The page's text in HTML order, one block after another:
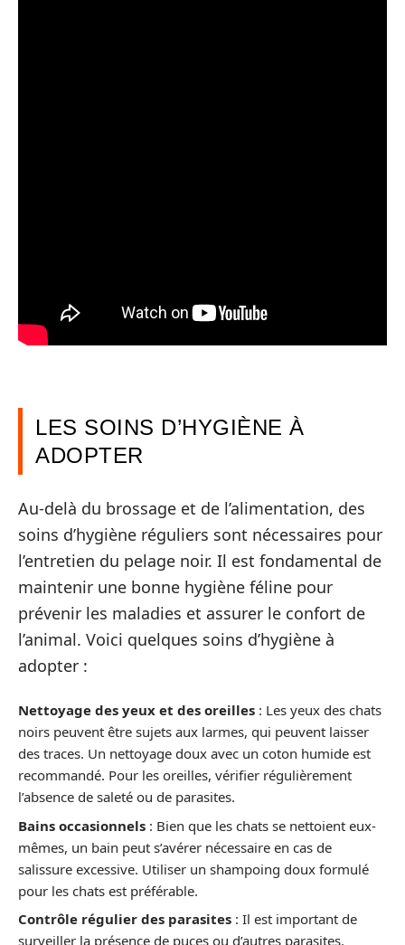
LES SOINS D’HYGIÈNE À
ADOPTER
Au-delà du brossage et de l’alimentation, des
soins d’hygiène réguliers sont nécessaires pour
l’entretien du pelage noir. Il est fondamental de
maintenir une bonne hygiène féline pour
prévenir les maladies et assurer le confort de
l’animal. Voici quelques soins d’hygiène à
adopter :
Nettoyage des yeux et des oreilles : Les yeux des chats
noirs peuvent être sujets aux larmes, qui peuvent laisser
des traces. Un nettoyage doux avec un coton humide est
recommandé. Pour les oreilles, vérifier régulièrement
l’absence de saleté ou de parasites.
Bains occasionnels : Bien que les chats se nettoient eux-
mêmes, un bain peut s’avérer nécessaire en cas de
salissure excessive. Utiliser un shampoing doux formulé
pour les chats est préférable.
Contrôle régulier des parasites : Il est important de
surveiller la présence de puces ou d’autres parasites.